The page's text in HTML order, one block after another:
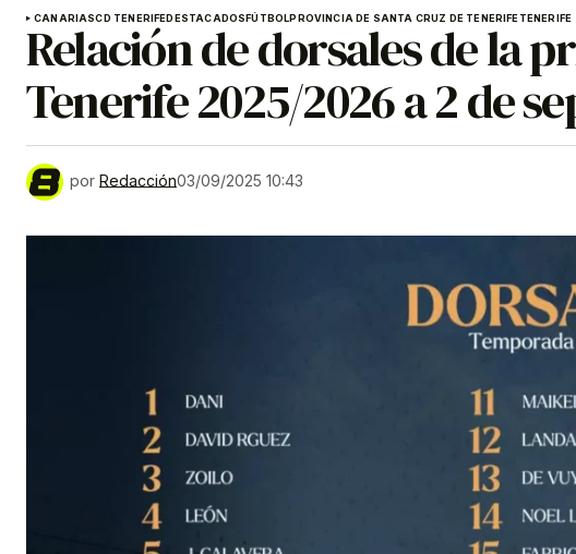
CANARIASCD TENERIFEDESTACADOSFÚTBOLPROVINCIA DE SANTA CRUZ DE TENERIFETENERIFE
Relación de dorsales de la
Tenerife 2025/2026 a 2 de
por Redacción03/09/2025 10:43